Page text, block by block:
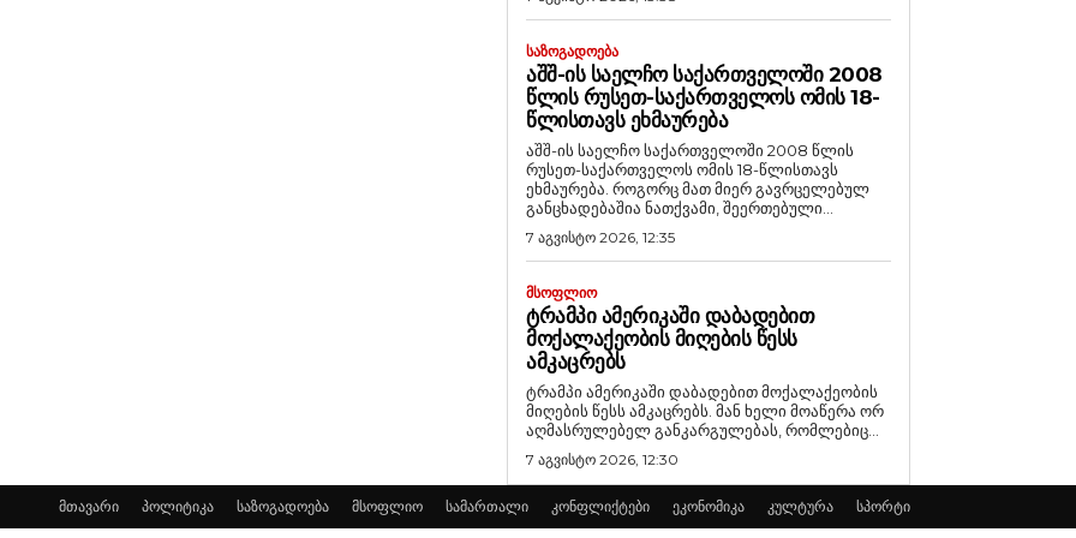
ᲡᲐᲖᲝᲒᲐᲓᲝᲔᲑᲐ
ᲐᲨᲨ-ᲘᲡ ᲡᲐᲔᲚᲩᲝ ᲡᲐᲥᲐᲠᲗᲕᲔᲚᲝᲨᲘ 2008
ᲬᲚᲘᲡ ᲠᲣᲡᲔᲗ-ᲡᲐᲥᲐᲠᲗᲕᲔᲚᲝᲡ ᲝᲛᲘᲡ 18-
ᲬᲚᲘᲡᲗᲐᲕᲡ ᲔᲮᲛᲐᲣᲠᲔᲑᲐ
აშშ-ის საელჩო საქართველოში 2008 წლის
რუსეთ-საქართველოს ომის 18-წლისთავს
ეხმაურება. როგორც მათ მიერ გავრცელებულ
განცხადებაშია ნათქვამი, შეერთებული...
7 აგვისტო 2026, 12:35
ᲛᲡᲝᲤᲚᲘᲝ
ᲢᲠᲐᲛᲞᲘ ᲐᲛᲔᲠᲘᲙᲐᲨᲘ ᲓᲐᲑᲐᲓᲔᲑᲘᲗ
ᲛᲝᲥᲐᲚᲐᲥᲔᲝᲑᲘᲡ ᲛᲘᲦᲔᲑᲘᲡ ᲬᲔᲡᲡ
ᲐᲛᲙᲐᲪᲠᲔᲑᲡ
ტრამპი ამერიკაში დაბადებით მოქალაქეობის
მიღების წესს ამკაცრებს. მან ხელი მოაწერა ორ
აღმასრულებელ განკარგულებას, რომლებიც...
7 აგვისტო 2026, 12:30
მთავარი პოლიტიკა საზოგადოება მსოფლიო სამართალი კონფლიქტები ეკონომიკა კულტურა სპორტი